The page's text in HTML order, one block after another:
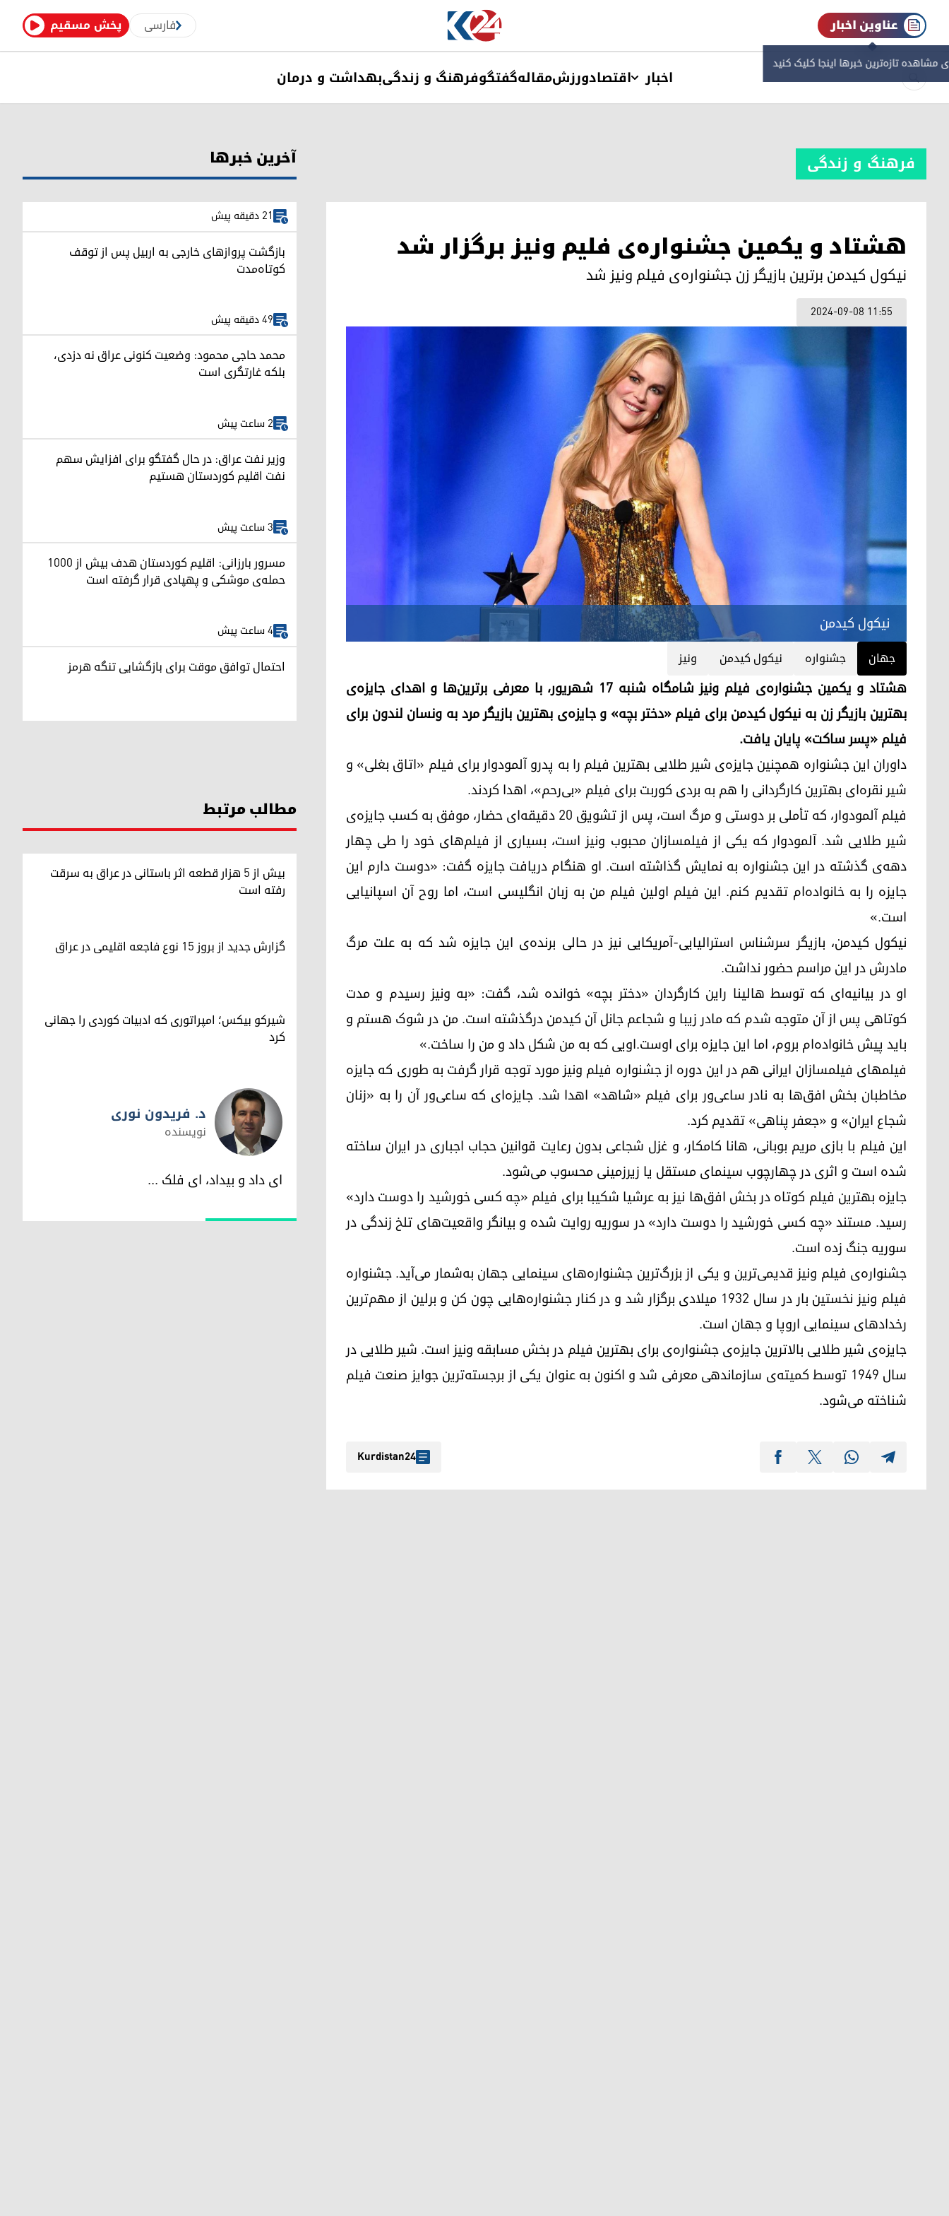
پخش مسقیم فارسی عناوین اخبار
مشاهده‌ تازه‌ترین خبرها اینجا کلیک کنید
اخبار اقتصادورزشمقالهگفتگوفرهنگ و زندگیبهداشت و درمان
فرهنگ و زندگی
هشتاد و یکمین جشنواره‌ی فلیم ونیز برگزار شد
نیکول کیدمن برترین بازیگر زن جشنواره‌ی فیلم ونیز شد
2024-09-08 11:55
نیکول کیدمن
جهان جشنواره نیکول کیدمن ونیز
هشتاد و یکمین جشنواره‌ی فیلم ونیز شامگاه شنبه ۱۷ شهریور، با معرفی برترین‌ها و اهدای جایزه‌ی
بهترین بازیگر زن به نیکول کیدمن برای فیلم «دختر بچه» و جایزه‌ی بهترین بازیگر مرد به ونسان لندون برای
فیلم «پسر ساکت» پایان یافت.
داوران این جشنواره همچنین جایزه‌ی شیر طلایی بهترین فیلم را به پدرو آلمودوار برای فیلم «اتاق بغلی» و
شیر نقره‌ای بهترین کارگردانی را هم به بردی کوربت برای فیلم «بی‌رحم»، اهدا کردند.
فیلم آلمودوار، که تأملی بر دوستی و مرگ است، پس از تشویق ۲۰ دقیقه‌ای حضار، موفق به کسب جایزه‌ی
شیر طلایی شد. آلمودوار که یکی از فیلمسازان محبوب ونیز است، بسیاری از فیلم‌های خود را طی چهار
دهه‌ی گذشته در این جشنواره به نمایش گذاشته است. او هنگام دریافت جایزه گفت: «دوست دارم این
جایزه را به خانواده‌ام تقدیم کنم. این فیلم اولین فیلم من به زبان انگلیسی است، اما روح آن اسپانیایی
است.»
نیکول کیدمن، بازیگر سرشناس استرالیایی-آمریکایی نیز در حالی برنده‌ی این جایزه شد که به علت مرگ
مادرش در این مراسم حضور نداشت.
او در بیانیه‌ای که توسط هالینا راین کارگردان «دختر بچه» خوانده شد، گفت: «به ونیز رسیدم و مدت
کوتاهی پس از آن متوجه شدم که مادر زیبا و شجاعم جانل آن کیدمن درگذشته است. من در شوک هستم و
باید پیش خانواده‌ام بروم، اما این جایزه برای اوست.اویی که به من شکل داد و من را ساخت.»
فیلمهای فیلمسازان ایرانی هم در این دوره از جشنواره فیلم ونیز مورد توجه قرار گرفت به طوری که جایزه
مخاطبان بخش افق‌ها به نادر ساعی‌ور برای فیلم «شاهد» اهدا شد. جایزه‌ای که ساعی‌ور آن را به «زنان
شجاع ایران» و «جعفر پناهی» تقدیم کرد.
این فیلم با بازی مریم بوبانی، هانا کامکار، و غزل شجاعی بدون رعایت قوانین حجاب اجباری در ایران ساخته
شده است و اثری در چهارچوب سینمای مستقل یا زیرزمینی محسوب می‌شود.
جایزه بهترین فیلم کوتاه در بخش افق‌ها نیز به عرشیا شکیبا برای فیلم «چه کسی خورشید را دوست دارد»
رسید. مستند «چه کسی خورشید را دوست دارد» در سوریه روایت شده و بیانگر واقعیت‌های تلخ زندگی در
سوریه جنگ زده است.
جشنواره‌ی فیلم ونیز قدیمی‌ترین و یکی از بزرگ‌ترین جشنواره‌های سینمایی جهان به‌شمار می‌آید. جشنواره
فیلم ونیز نخستین بار در سال ۱۹۳۲ میلادی برگزار شد و در کنار جشنواره‌هایی چون کن و برلین از مهم‌ترین
رخدادهای سینمایی اروپا و جهان است.
جایزه‌ی شیر طلایی بالاترین جایزه‌ی جشنواره‌ی برای بهترین فیلم در بخش مسابقه ونیز است. شیر طلایی در
سال ۱۹۴۹ توسط کمیته‌ی سازماندهی معرفی شد و اکنون به عنوان یکی از برجسته‌ترین جوایز صنعت فیلم
شناخته می‌شود.
Kurdistan24
آخرین خبرها
21 دقیقه پیش
بازگشت پروازهای خارجی به اربیل پس از توقف
کوتاه‌مدت
49 دقیقه پیش
محمد حاجی محمود: وضعیت کنونی عراق نه دزدی،
بلکه غارتگری است
2 ساعت پیش
وزیر نفت عراق: در حال گفتگو برای افزایش سهم
نفت اقلیم کوردستان هستیم
3 ساعت پیش
مسرور بارزانی: اقلیم کوردستان هدف بیش از ۱۰۰۰
حمله‌ی موشکی و پهپادی قرار گرفته است
4 ساعت پیش
احتمال توافق موقت برای بازگشایی تنگه هرمز
مطالب مرتبط
بیش از ۵ هزار قطعه اثر باستانی در عراق به سرقت
رفته است
گزارش جدید از بروز ۱۵ نوع فاجعه اقلیمی در عراق
شیرکو بیکس؛ امپراتوری کە ادبیات کوردی را جهانی
کرد
د. فریدون نوری
د. فریدون نوری
نویسندە
ای داد و بیداد، ای فلک ...